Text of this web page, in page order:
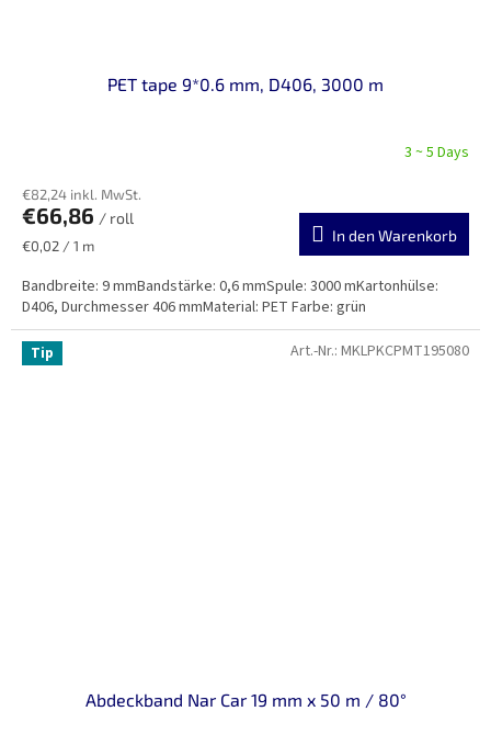
PET tape 9*0.6 mm, D406, 3000 m
3 ~ 5 Days
€82,24 inkl. MwSt.
€66,86 / roll
Verkaufspreis:
€0,02 / 1 m
In den Warenkorb
Bandbreite: 9 mmBandstärke: 0,6 mmSpule: 3000 mKartonhülse:
D406, Durchmesser 406 mmMaterial: PET Farbe: grün
Tip
Abdeckband Nar Car 19 mm x 50 m / 80°
Art.-Nr.: MKLPKCPMT195080